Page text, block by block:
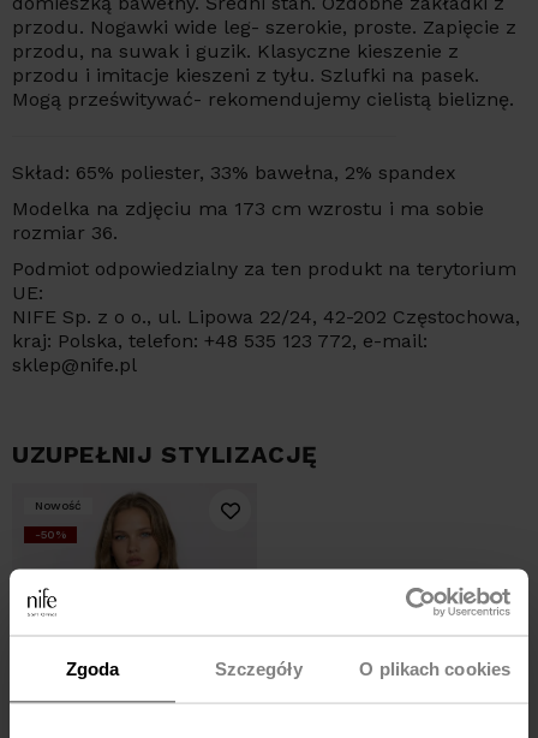
Zgoda Szczegóły O plikach cookies
przodu. Nogawki wide leg- szerokie, proste. Zapięcie z
przodu, na suwak i guzik. Klasyczne kieszenie z
przodu i imitacje kieszeni z tyłu. Szlufki na pasek.
Mogą prześwitywać- rekomendujemy cielistą bieliznę.
Skład: 65% poliester, 33% bawełna, 2% spandex
Modelka na zdjęciu ma 173 cm wzrostu i ma sobie
rozmiar 36.
Podmiot odpowiedzialny za ten produkt na terytorium
UE:
NIFE Sp. z o o., ul. Lipowa 22/24, 42-202 Częstochowa,
kraj: Polska, telefon: +48 535 123 772, e-mail:
sklep@nife.pl
UZUPEŁNIJ STYLIZACJĘ
Nowość
-50%